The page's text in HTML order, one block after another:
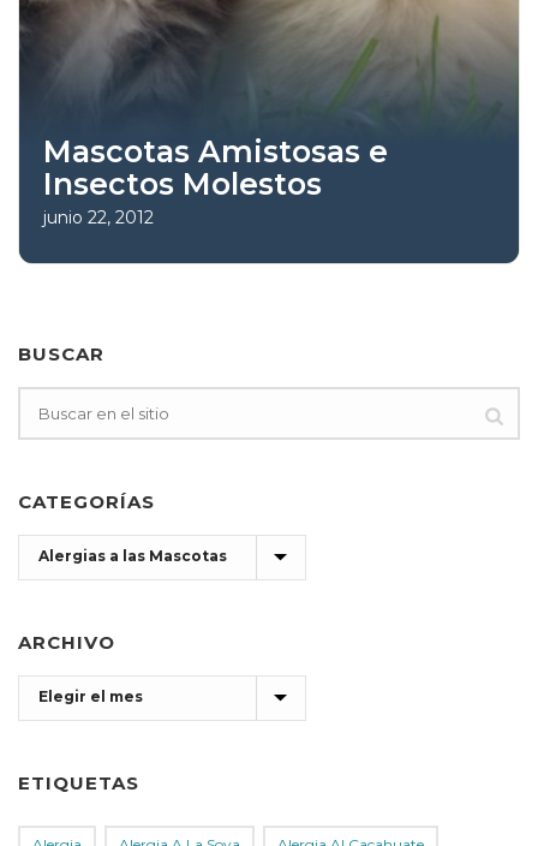
Mascotas Amistosas e
Insectos Molestos
junio 22, 2012
BUSCAR
CATEGORÍAS
Categorías
ARCHIVO
Archivo
ETIQUETAS